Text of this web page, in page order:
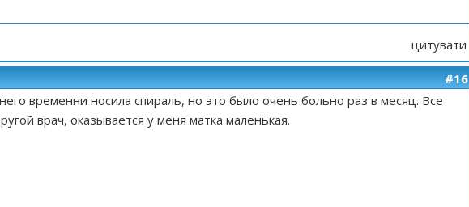
цитувати
#16
временни носила спираль, но это было очень больно раз в месяц. Все
врач, оказывается у меня матка маленькая.